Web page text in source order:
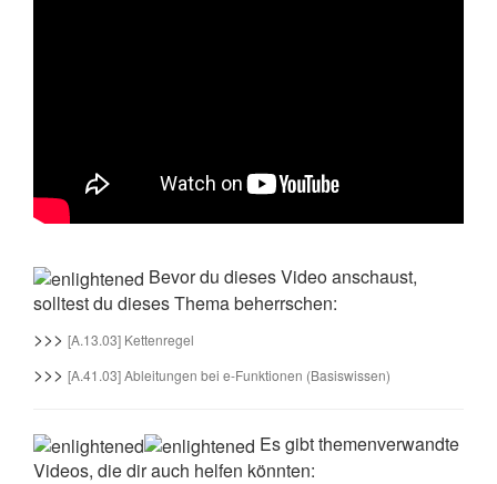
Bevor du dieses Video anschaust,
solltest du dieses Thema beherrschen:
>>> [A.13.03] Kettenregel
>>> [A.41.03] Ableitungen bei e-Funktionen (Basiswissen)
Es gibt themenverwandte
Videos, die dir auch helfen könnten: